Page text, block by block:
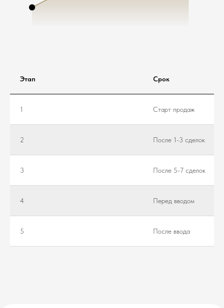
Этап Срок
1 Старт продаж
2 После 1-3 сделок
3 После 5-7 сделок
4 Перед вводом
5 После ввода